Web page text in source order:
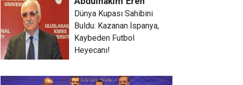
Dünya Kupası Sahibini
Buldu: Kazanan İspanya,
Kaybeden Futbol
Heyecanı!